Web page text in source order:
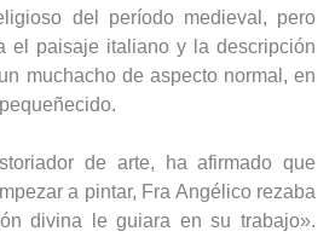
del período medieval, pero
el paisaje italiano y la descripción
muchacho de aspecto normal, en
de arte, ha afirmado que
a pintar, Fra Angélico rezaba
divina le guiara en su trabajo».